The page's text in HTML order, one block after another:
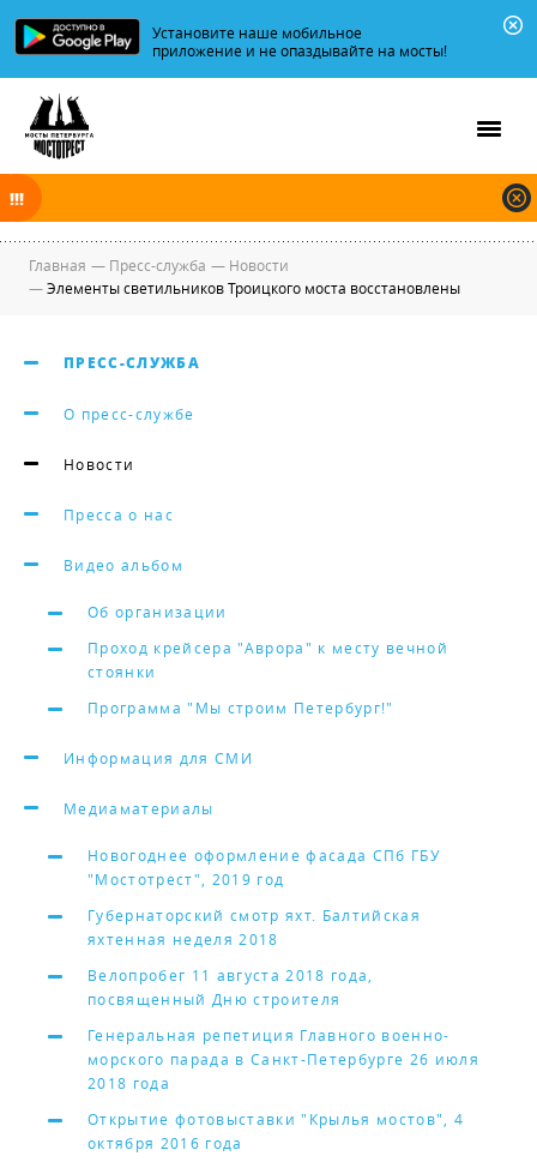
Установите наше мобильное
приложение и не опаздывайте на мосты!
разводятся по графику.
Главная — Пресс-служба — Новости
—Элементы светильников Троицкого моста восстановлены
ПРЕСС-СЛУЖБА
О пресс-службе
Новости
Пресса о нас
Видео альбом
Об организации
Проход крейсера "Аврора" к месту вечной
стоянки
Программа "Мы строим Петербург!"
Информация для СМИ
Медиаматериалы
Новогоднее оформление фасада СПб ГБУ
"Мостотрест", 2019 год
Губернаторский смотр яхт. Балтийская
яхтенная неделя 2018
Велопробег 11 августа 2018 года,
посвященный Дню строителя
Генеральная репетиция Главного военно-
морского парада в Санкт-Петербурге 26 июля
2018 года
Открытие фотовыставки "Крылья мостов", 4
октября 2016 года